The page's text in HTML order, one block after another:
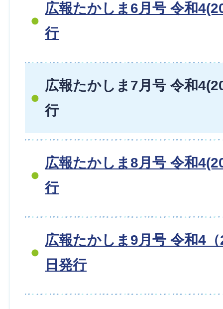
広報たかしま6月号 令和
行
広報たかしま7月号 令和
行
広報たかしま8月号 令和
行
広報たかしま9月号 令和4
日発行